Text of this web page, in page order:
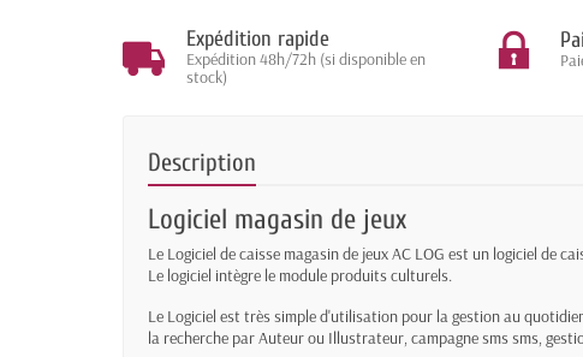
Expédition rapide
Expédition 48h/72h (si disponible en
stock)
Description
Logiciel magasin de jeux
Le Logiciel de caisse magasin de jeux AC LOG est un logiciel de
Le logiciel intègre le module produits culturels.
Le Logiciel est très simple d'utilisation pour la gestion au
la recherche par Auteur ou Illustrateur, campagne sms sms,